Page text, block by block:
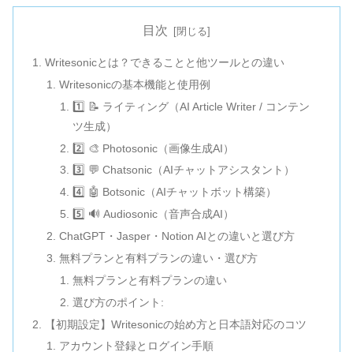
目次
Writesonicとは？できることと他ツールとの違い
Writesonicの基本機能と使用例
1️⃣ 📝 ライティング（AI Article Writer / コンテン
ツ生成）
2️⃣ 🎨 Photosonic（画像生成AI）
3️⃣ 💬 Chatsonic（AIチャットアシスタント）
4️⃣ 🤖 Botsonic（AIチャットボット構築）
5️⃣ 🔊 Audiosonic（音声合成AI）
ChatGPT・Jasper・Notion AIとの違いと選び方
無料プランと有料プランの違い・選び方
無料プランと有料プランの違い
選び方のポイント:
【初期設定】Writesonicの始め方と日本語対応のコツ
アカウント登録とログイン手順